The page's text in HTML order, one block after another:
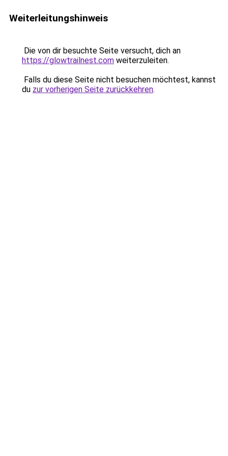
Weiterleitungshinweis
Die von dir besuchte Seite versucht, dich an
https://glowtrailnest.com weiterzuleiten.
Falls du diese Seite nicht besuchen möchtest, kannst
du zur vorherigen Seite zurückkehren.